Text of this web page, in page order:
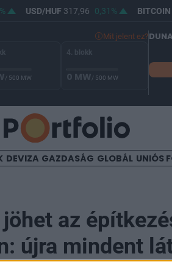
USD/HUF317,96 0,31% BITCOIN
Mit jelent ez?
/ 500 MW
4. blokk
0 MW/ 500 MW
DEVIZA GAZDASÁG GLOBÁL UNIÓS
az
újra mindent